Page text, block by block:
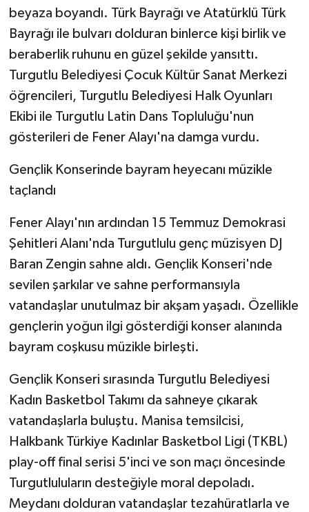
beyaza boyandı. Türk Bayrağı ve Atatürklü Türk
Bayrağı ile bulvarı dolduran binlerce kişi birlik ve
beraberlik ruhunu en güzel şekilde yansıttı.
Turgutlu Belediyesi Çocuk Kültür Sanat Merkezi
öğrencileri, Turgutlu Belediyesi Halk Oyunları
Ekibi ile Turgutlu Latin Dans Topluluğu'nun
gösterileri de Fener Alayı'na damga vurdu.
Gençlik Konserinde bayram heyecanı müzikle
taçlandı
Fener Alayı'nın ardından 15 Temmuz Demokrasi
Şehitleri Alanı'nda Turgutlulu genç müzisyen DJ
Baran Zengin sahne aldı. Gençlik Konseri'nde
sevilen şarkılar ve sahne performansıyla
vatandaşlar unutulmaz bir akşam yaşadı. Özellikle
gençlerin yoğun ilgi gösterdiği konser alanında
bayram coşkusu müzikle birleşti.
Gençlik Konseri sırasında Turgutlu Belediyesi
Kadın Basketbol Takımı da sahneye çıkarak
vatandaşlarla buluştu. Manisa temsilcisi,
Halkbank Türkiye Kadınlar Basketbol Ligi (TKBL)
play-off final serisi 5'inci ve son maçı öncesinde
Turgutluluların desteğiyle moral depoladı.
Meydanı dolduran vatandaşlar tezahüratlarla ve